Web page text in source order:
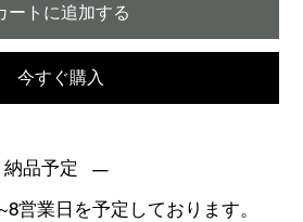
ートに追加する
今すぐ購入
納品予定
営業日を予定しております。